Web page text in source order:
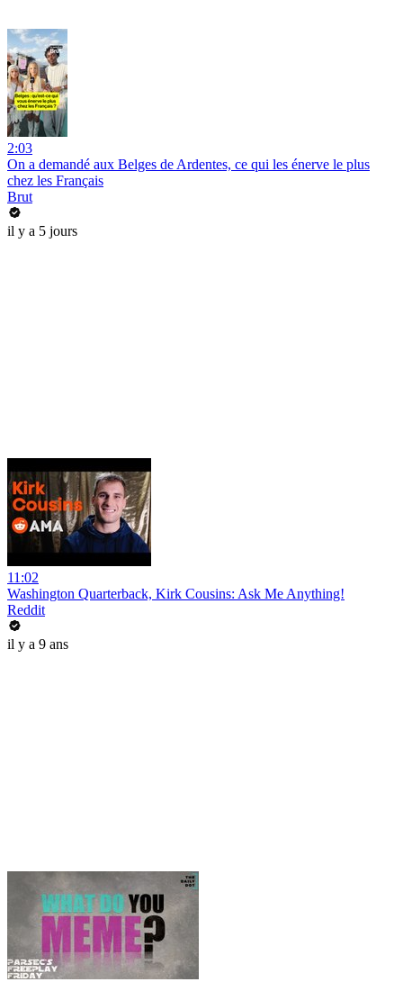
2:03
On a demandé aux Belges de Ardentes, ce qui les énerve le plus
chez les Français
Brut
il y a 5 jours
11:02
Washington Quarterback, Kirk Cousins: Ask Me Anything!
Reddit
il y a 9 ans